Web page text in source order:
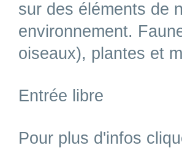
sur des éléments de
environnement.
oiseaux), plantes et
Entrée libre
Pour plus d'infos